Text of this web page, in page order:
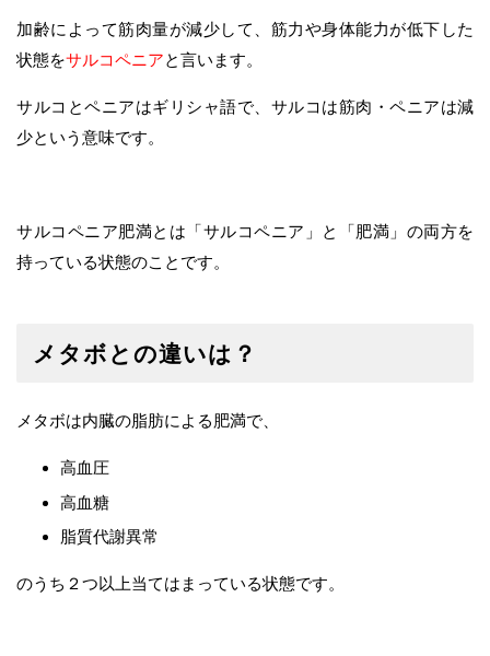
加齢によって筋肉量が減少して、筋力や身体能力が低下した
状態をサルコペニアと言います。
サルコとペニアはギリシャ語で、サルコは筋肉・ペニアは減
少という意味です。
サルコペニア肥満とは「サルコペニア」と「肥満」の両方を
持っている状態のことです。
メタボとの違いは？
メタボは内臓の脂肪による肥満で、
高血圧
高血糖
脂質代謝異常
のうち２つ以上当てはまっている状態です。